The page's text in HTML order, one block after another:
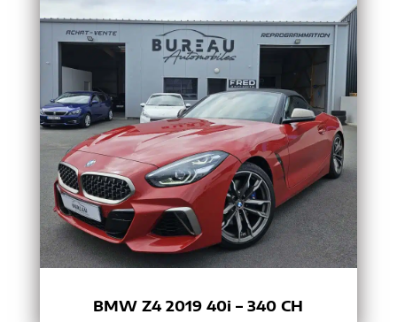
BMW Z4 2019 40i – 340 CH